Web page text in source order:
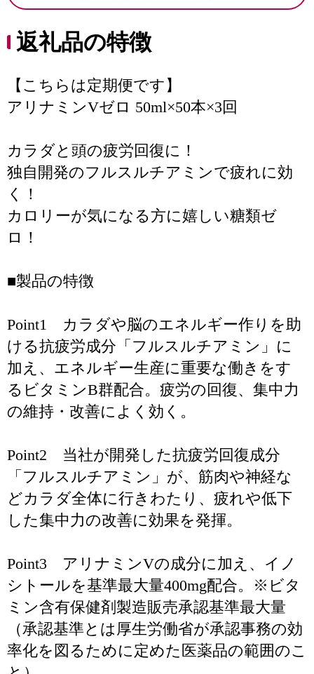
返礼品の特徴
【こちらは定期便です】
アリナミンVゼロ 50ml×50本×3回
カラダと頭の疲労回復に！
独自開発のフルスルチアミンで疲れに効
く！
カロリーが気になる方に嬉しい糖類ゼ
ロ！
■製品の特徴
Point1 カラダや脳のエネルギー作りを助
ける抗疲労成分「フルスルチアミン」に
加え、エネルギー生産に重要な働きをす
るビタミンB群配合。疲労の回復、集中力
の維持・改善によく効く。
Point2 当社が開発した抗疲労回復成分
「フルスルチアミン」が、筋肉や神経な
どカラダ全体に行きわたり、疲れや低下
した集中力の改善に効果を発揮。
Point3 アリナミンVの成分に加え、イノ
シトールを基準最大量400mg配合。※ビタ
ミン含有保健剤製造販売承認基準最大量
（承認基準とは厚生労働省が承認事務の効
率化を図るために定めた医薬品の範囲のこ